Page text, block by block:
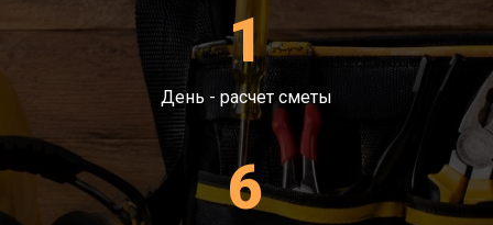
300/1500 8x10 88 000
300/1500 90 000
300/1500 10x10
300/1500 12x12 120 000
подготовим участок осуществим разметку,
подушку из песка и щебня.
1
День - расчет сметы
6